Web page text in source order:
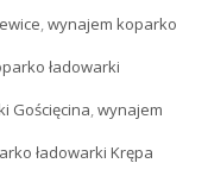
,wynajem koparko
ładowarki
Gościęcina,wynajem
ładowarki Krępa